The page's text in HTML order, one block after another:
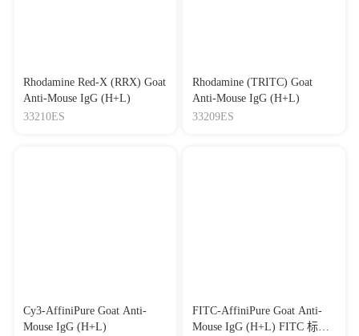
Rhodamine Red-X (RRX) Goat
Anti-Mouse IgG (H+L)
33210ES
Rhodamine (TRITC) Goat
Anti-Mouse IgG (H+L)
33209ES
Cy3-AffiniPure Goat Anti-
Mouse IgG (H+L)
FITC-AffiniPure Goat Anti-
Mouse IgG (H+L) FITC 标记